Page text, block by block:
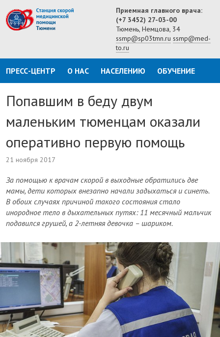
Приемная главного врача:
(+7 3452) 27-03-00
Тюмень, Немцова, 34
ssmp@sp03tmn.ru ssmp@med-
to.ru
ПРЕСС-ЦЕНТР О НАС НАСЕЛЕНИЮ ОБУЧЕНИЕ
Попавшим в беду двум
маленьким тюменцам оказали
оперативно первую помощь
21 ноября 2017
За помощью к врачам скорой в выходные обратились две
мамы, дети которых внезапно начали задыхаться и синеть.
В обоих случаях причиной такого состояния стало
инородное тело в дыхательных путях: 11 месячный мальчик
подавился грушей, а 2-летняя девочка – шариком.